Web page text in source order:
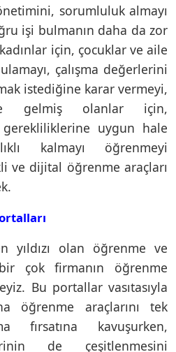
sorumluluk almayı
işi bulmanın daha da zor
için, çocuklar ve aile
çalışma değerlerini
istediğine karar vermeyi,
gelmiş olanlar için,
uygun hale
kalmayı öğrenmeyi
ve dijital öğrenme araçları
yıldızı olan öğrenme ve
çok firmanın öğrenme
Bu portallar vasıtasıyla
öğrenme araçlarını tek
fırsatına kavuşurken,
de çeşitlenmesini